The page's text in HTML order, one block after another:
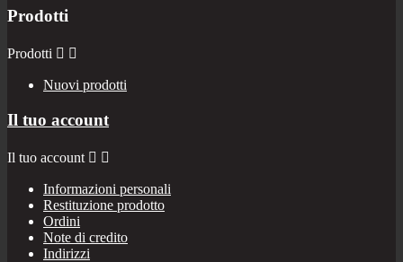
Prodotti
Prodotti  
Nuovi prodotti
Il tuo account
Il tuo account  
Informazioni personali
Restituzione prodotto
Ordini
Note di credito
Indirizzi